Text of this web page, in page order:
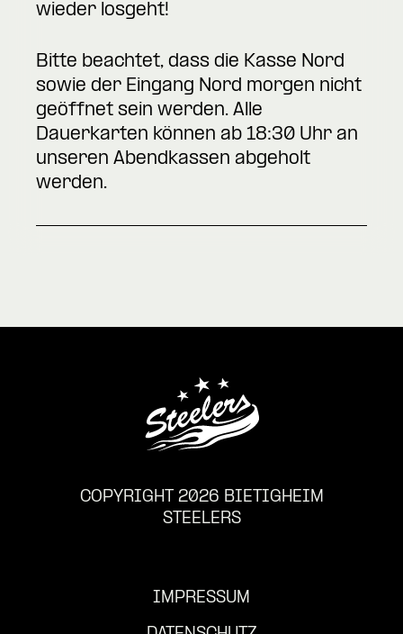
wieder losgeht!
Bitte beachtet, dass die Kasse Nord
sowie der Eingang Nord morgen nicht
geöffnet sein werden. Alle
Dauerkarten können ab 18:30 Uhr an
unseren Abendkassen abgeholt
werden.
COPYRIGHT 2026 BIETIGHEIM
STEELERS
IMPRESSUM